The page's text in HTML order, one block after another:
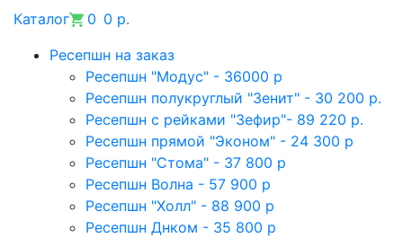
Каталог 0 0 р.
Ресепшн на заказ
Ресепшн "Модус" - 36000 р
Ресепшн полукруглый "Зенит" - 30 200 р.
Ресепшн с рейками "Зефир"- 89 220 р.
Ресепшн прямой "Эконом" - 24 300 р
Ресепшн "Стома" - 37 800 р
Ресепшн Волна - 57 900 р
Ресепшн "Холл" - 88 900 р
Ресепшн Днком - 35 800 р